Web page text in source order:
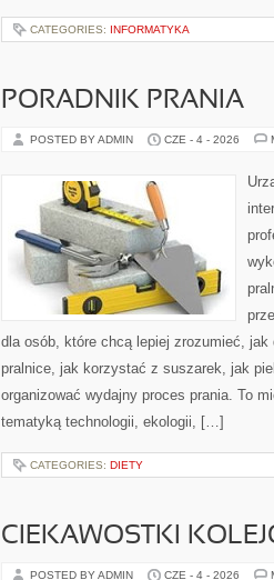
CATEGORIES: INFORMATYKA
PORADNIK PRANIA
POSTED BY ADMIN CZE - 4 - 2026
dla osób, które chcą lepiej zrozumieć, jak
pralnice, jak korzystać z suszarek, jak
organizować wydajny proces prania. To
tematyką technologii, ekologii, […]
CATEGORIES: DIETY
CIEKAWOSTKI
POSTED BY ADMIN CZE - 4 - 2026